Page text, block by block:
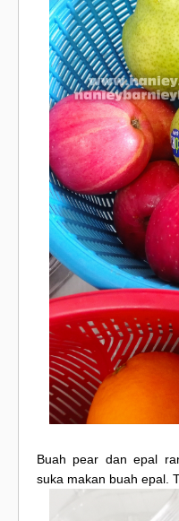
Buah pear dan epal
suka makan buah epal.